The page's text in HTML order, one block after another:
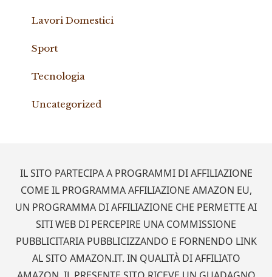
Lavori Domestici
Sport
Tecnologia
Uncategorized
IL SITO PARTECIPA A PROGRAMMI DI AFFILIAZIONE
COME IL PROGRAMMA AFFILIAZIONE AMAZON EU,
UN PROGRAMMA DI AFFILIAZIONE CHE PERMETTE AI
SITI WEB DI PERCEPIRE UNA COMMISSIONE
PUBBLICITARIA PUBBLICIZZANDO E FORNENDO LINK
AL SITO AMAZON.IT. IN QUALITÀ DI AFFILIATO